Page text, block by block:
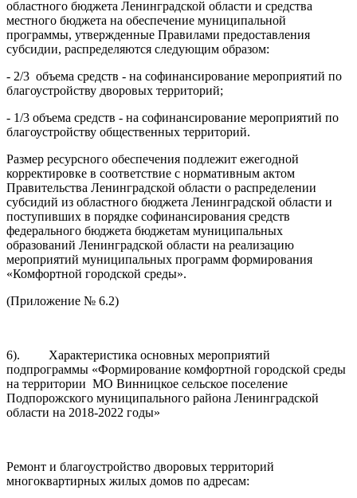
областного бюджета Ленинградской области и средства
местного бюджета на обеспечение муниципальной
программы, утвержденные Правилами предоставления
субсидии, распределяются следующим образом:
- 2/3 объема средств - на софинансирование мероприятий по
благоустройству дворовых территорий;
- 1/3 объема средств - на софинансирование мероприятий по
благоустройству общественных территорий.
Размер ресурсного обеспечения подлежит ежегодной
корректировке в соответствие с нормативным актом
Правительства Ленинградской области о распределении
субсидий из областного бюджета Ленинградской области и
поступивших в порядке софинансирования средств
федерального бюджета бюджетам муниципальных
образований Ленинградской области на реализацию
мероприятий муниципальных программ формирования
«Комфортной городской среды».
(Приложение № 6.2)
6). Характеристика основных мероприятий
подпрограммы «Формирование комфортной городской среды
на территории МО Винницкое сельское поселение
Подпорожского муниципального района Ленинградской
области на 2018-2022 годы»
Ремонт и благоустройство дворовых территорий
многоквартирных жилых домов по адресам: